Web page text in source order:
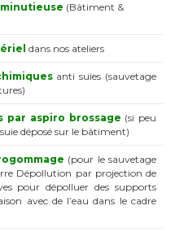
(Bâtiment &
dans nos ateliers
anti suies (sauvetage
par aspiro brossage (si peu
déposé sur le bâtiment)
(pour le sauvetage
Dépollution par projection de
pour dépolluer des supports
avec de l’eau dans le cadre